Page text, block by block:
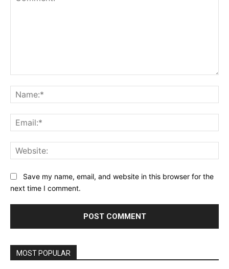
Save my name, email, and website in this browser for the
next time I comment.
MOST POPULAR